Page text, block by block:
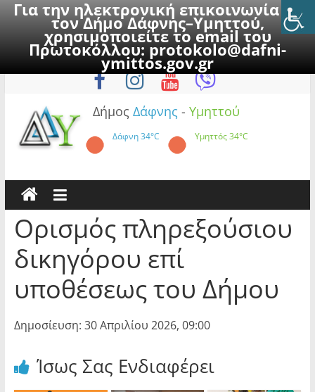
Για την ηλεκτρονική επικοινωνία με
τον Δήμο Δάφνης–Υμηττού,
χρησιμοποιείτε το email του
Πρωτοκόλλου:protokolo@dafni-
ymittos.gov.gr
to
Παρασκευή, 7 Αυγούστου 2026
Δήμος Δάφνης - Υμηττού
Δάφνη34°C Υμηττός34°C
Ορισμός πληρεξούσιου
δικηγόρου επί
υποθέσεως του Δήμου
Δημοσίευση: 30 Απριλίου 2026, 09:00
Ίσως Σας Ενδιαφέρει